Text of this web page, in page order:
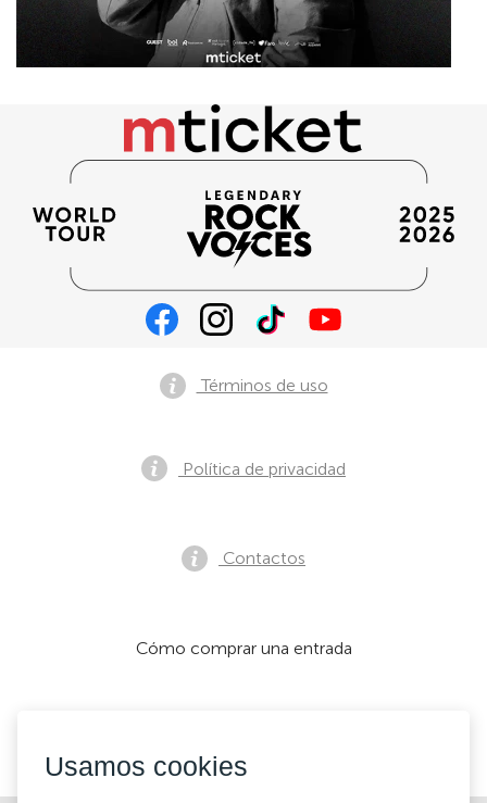
Términos de uso
Política de privacidad
Contactos
Cómo comprar una entrada
Usamos cookies